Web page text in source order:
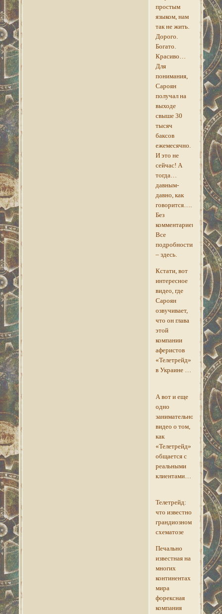
простым
языком, нам
так не жить.
Дорого.
Богато.
Красиво…
Для
понимания,
Сароян
получал на
выходе
свыше 30
тысяч
баксов
ежемесячно.
И это не
сейчас! А
тогда…
давным-
давно, как
говорится….
Без
комментариев.
Все
подробности
– здесь.
Кстати, вот
интересное
видео, где
Сароян
озвучивает,
что он глава
этой
компании
аферистов
«Телетрейд»
в Украине …
А вот и еще
одно
занимательное
видео о том,
как
«Телетрейд»
общается с
реальными
клиентами…
Телетрейд:
что известно
грандиозном
схематозе
Печально
известная на
многих
континентах
мира
форексная
компания